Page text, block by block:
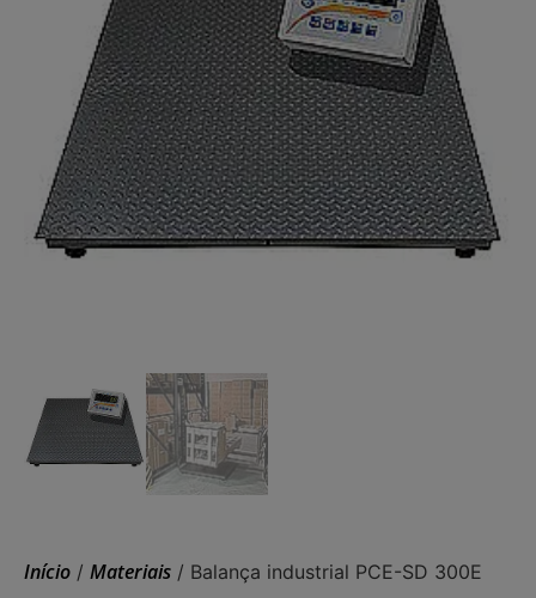
Início / Materiais / Balança industrial PCE-SD 300E